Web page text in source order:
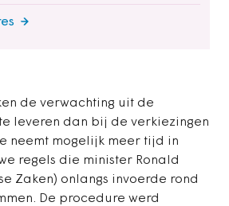
de verwachting uit de
leveren dan bij de verkiezingen
neemt mogelijk meer tijd in
regels die minister Ronald
Zaken) onlangs invoerde rond
De procedure werd